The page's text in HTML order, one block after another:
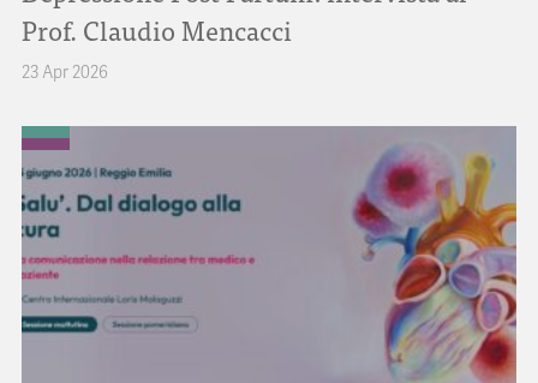
Prof. Claudio Mencacci
23 Apr 2026